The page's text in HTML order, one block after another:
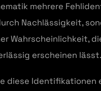
mehrere
Nachlässigkeit,
Wahrscheinlichkeit,
erscheinen lässt.
diese Identifikationen